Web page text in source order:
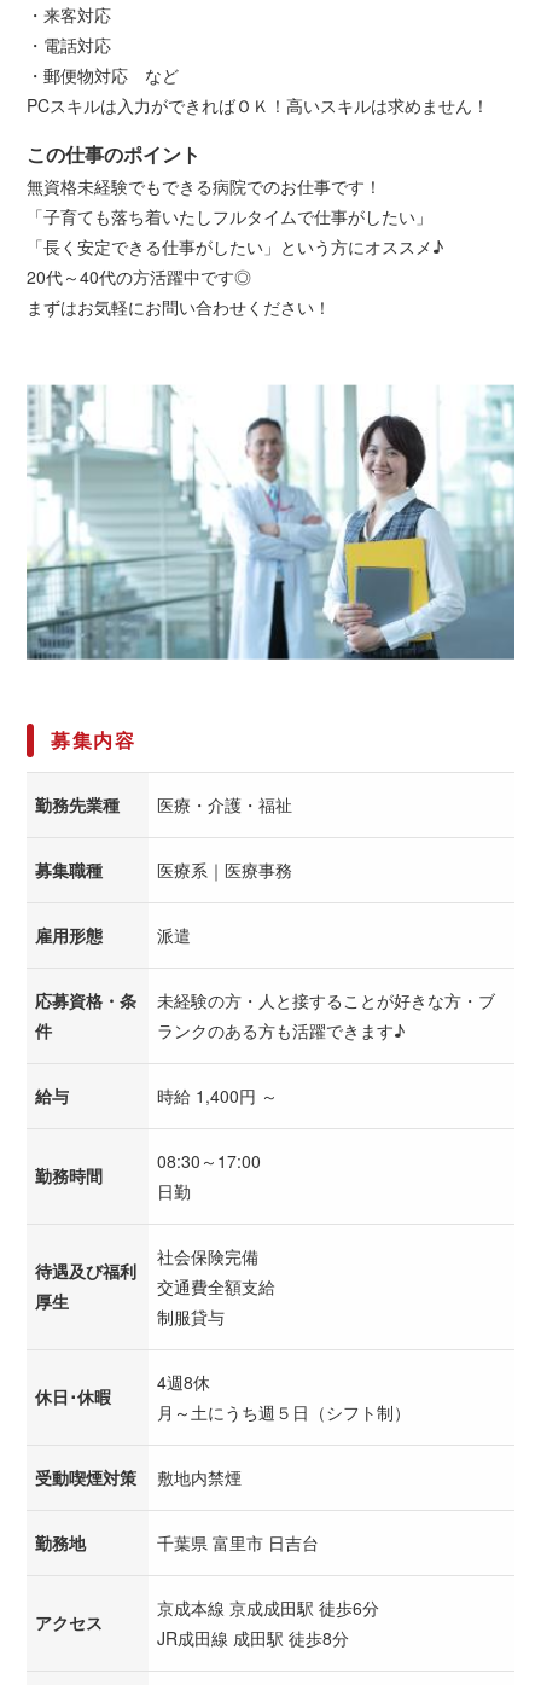
・来客対応
・電話対応
・郵便物対応 など
PCスキルは入力ができればＯＫ！高いスキルは求めません！
この仕事のポイント
無資格未経験でもできる病院でのお仕事です！
「子育ても落ち着いたしフルタイムで仕事がしたい」
「長く安定できる仕事がしたい」という方にオススメ♪
20代～40代の方活躍中です◎
まずはお気軽にお問い合わせください！
募集内容
勤務先業種 医療・介護・福祉
募集職種 医療系｜医療事務
雇用形態 派遣
応募資格・条
件
未経験の方・人と接することが好きな方・ブ
ランクのある方も活躍できます♪
給与 時給 1,400円 ～
勤務時間
08:30～17:00
日勤
待遇及び福利
厚生
社会保険完備
交通費全額支給
制服貸与
休日･休暇
4週8休
月～土にうち週５日（シフト制）
受動喫煙対策 敷地内禁煙
勤務地 千葉県 富里市 日吉台
アクセス
京成本線 京成成田駅 徒歩6分
JR成田線 成田駅 徒歩8分